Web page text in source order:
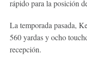
rápido para la posición
La temporada pasada,
560 yardas y ocho
recepción.